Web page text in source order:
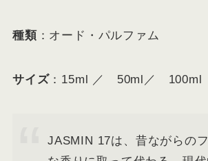
種類：オード・パルファム
サイズ：15ml ／ 50ml／ 100ml
JASMIN 17は、昔ながらの